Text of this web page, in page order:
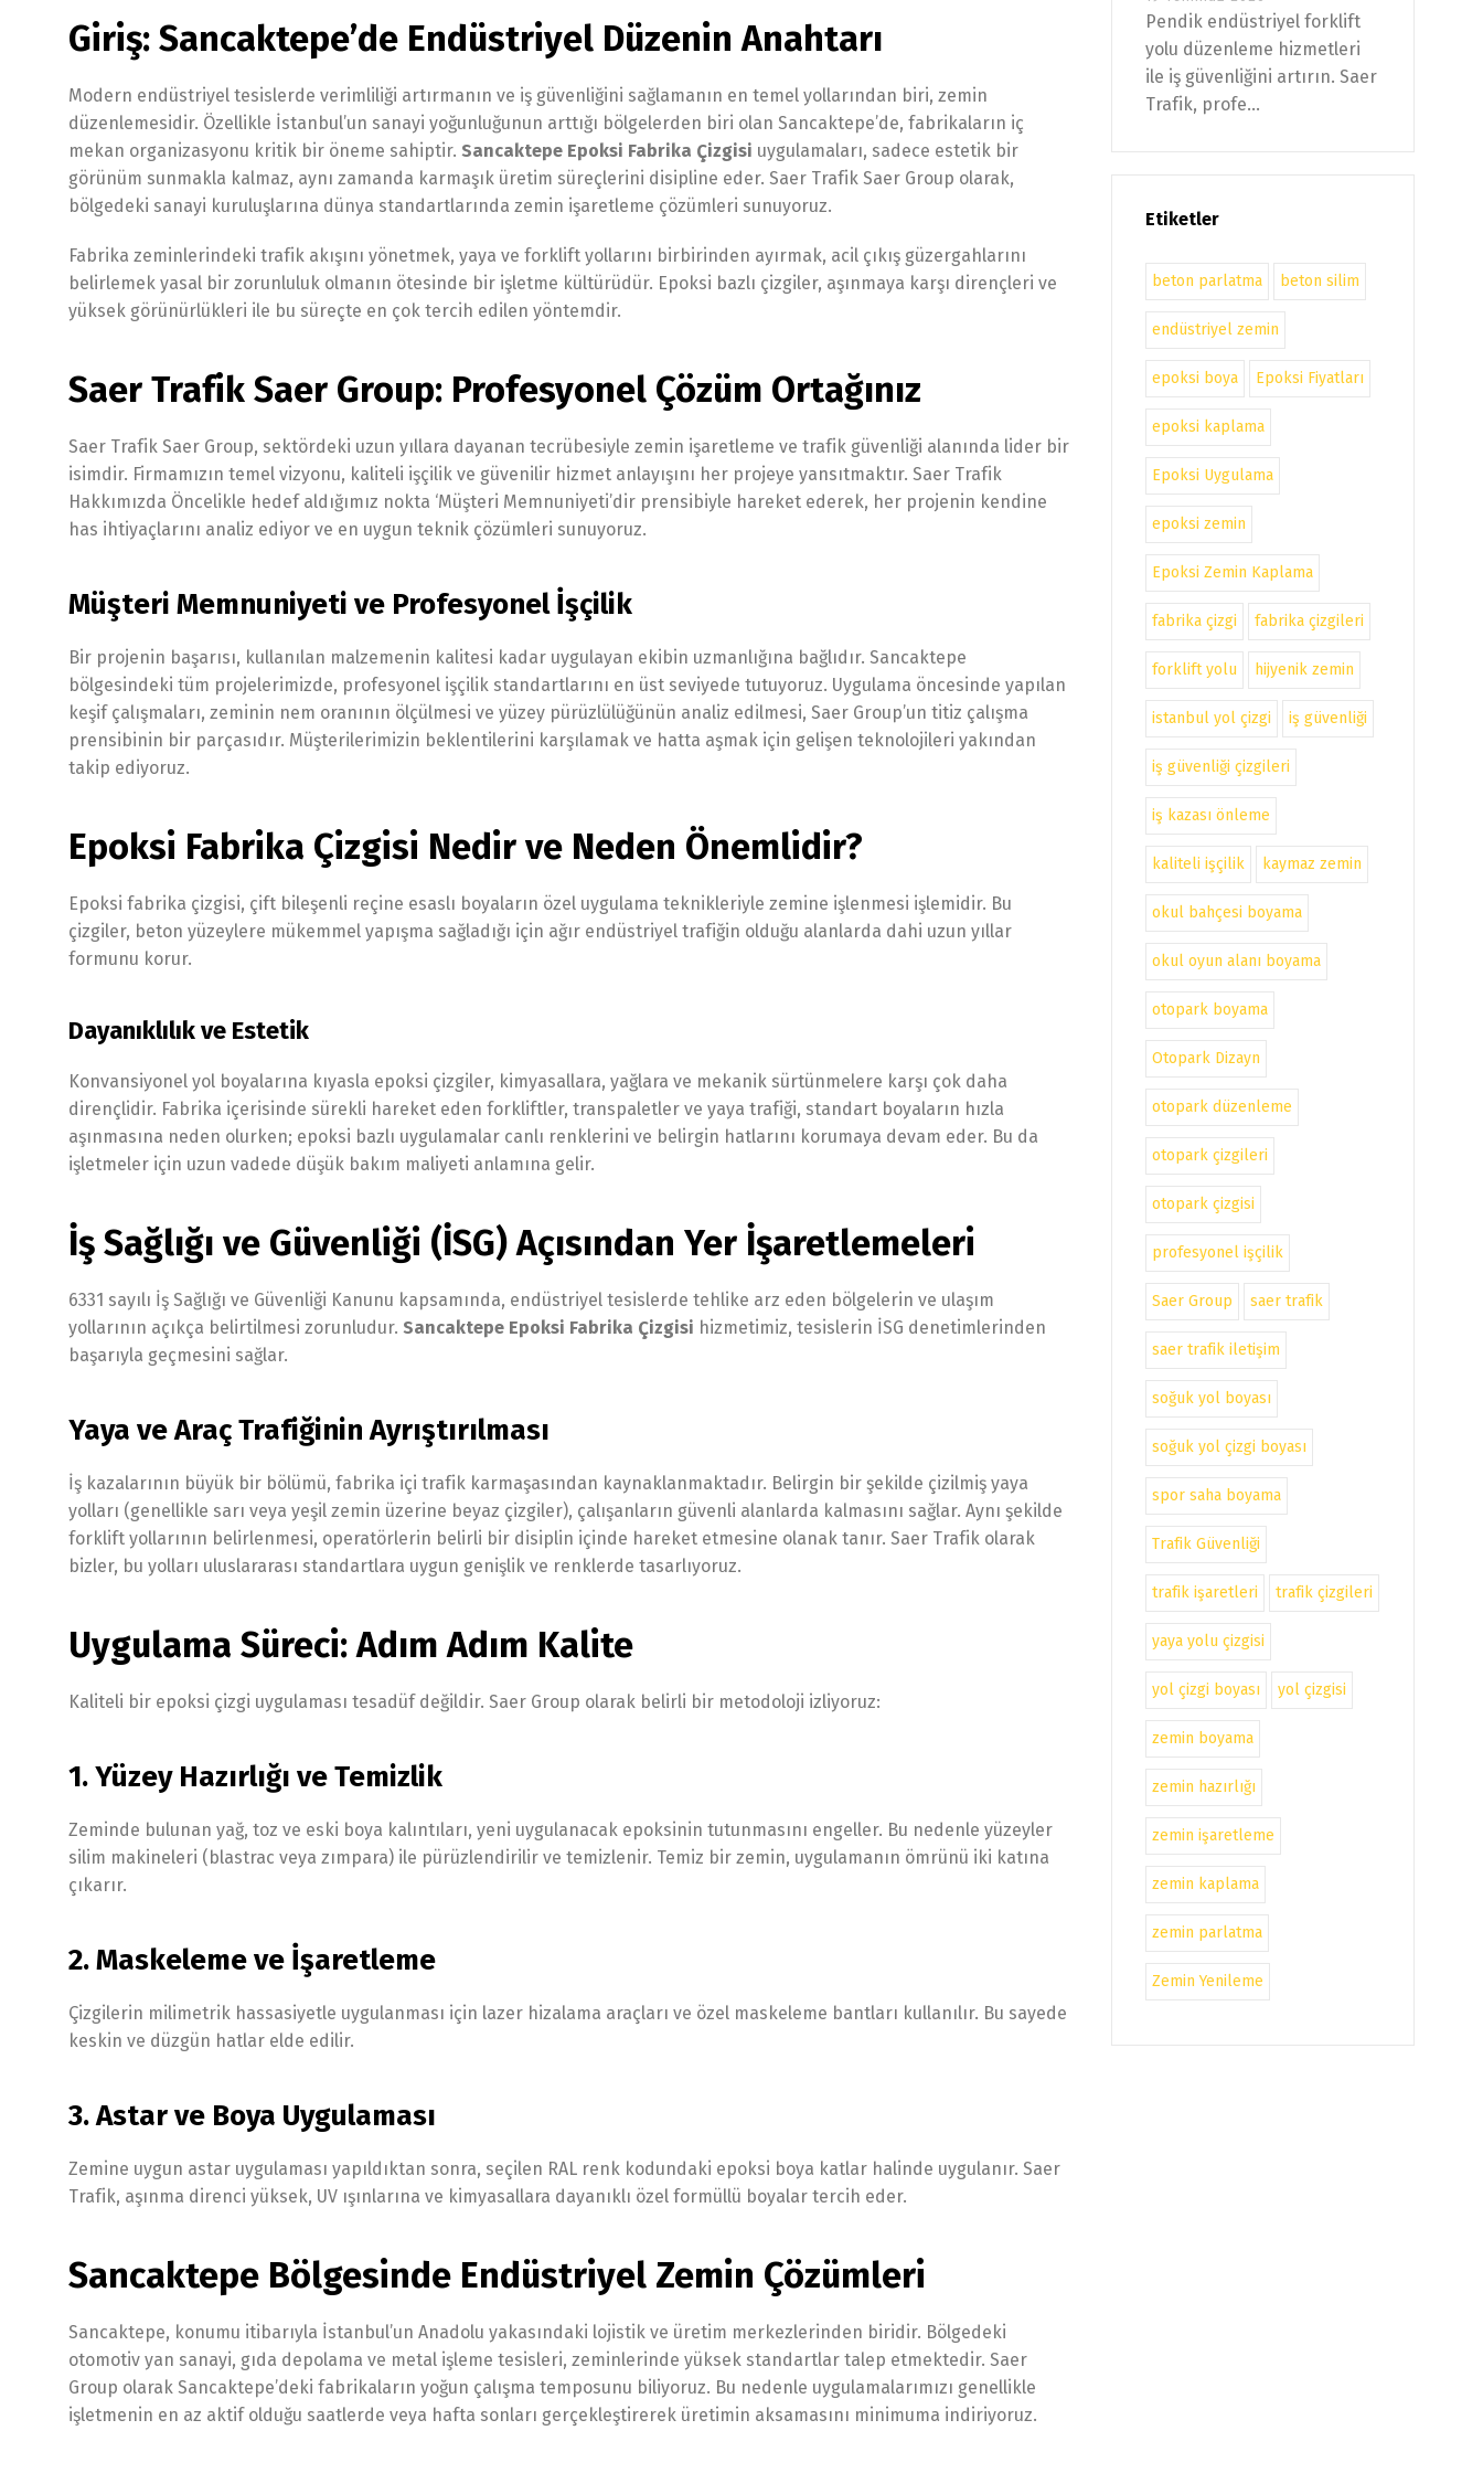
Giriş: Sancaktepe’de Endüstriyel Düzenin Anahtarı
Modern endüstriyel tesislerde verimliliği artırmanın ve iş güvenliğini sağlamanın en temel yollarından biri, zemin
düzenlemesidir. Özellikle İstanbul’un sanayi yoğunluğunun arttığı bölgelerden biri olan Sancaktepe’de, fabrikaların iç
mekan organizasyonu kritik bir öneme sahiptir. Sancaktepe Epoksi Fabrika Çizgisi uygulamaları, sadece estetik bir
görünüm sunmakla kalmaz, aynı zamanda karmaşık üretim süreçlerini disipline eder. Saer Trafik Saer Group olarak,
bölgedeki sanayi kuruluşlarına dünya standartlarında zemin işaretleme çözümleri sunuyoruz.
Fabrika zeminlerindeki trafik akışını yönetmek, yaya ve forklift yollarını birbirinden ayırmak, acil çıkış güzergahlarını
belirlemek yasal bir zorunluluk olmanın ötesinde bir işletme kültürüdür. Epoksi bazlı çizgiler, aşınmaya karşı dirençleri ve
yüksek görünürlükleri ile bu süreçte en çok tercih edilen yöntemdir.
Saer Trafik Saer Group: Profesyonel Çözüm Ortağınız
Saer Trafik Saer Group, sektördeki uzun yıllara dayanan tecrübesiyle zemin işaretleme ve trafik güvenliği alanında lider bir
isimdir. Firmamızın temel vizyonu, kaliteli işçilik ve güvenilir hizmet anlayışını her projeye yansıtmaktır. Saer Trafik
Hakkımızda Öncelikle hedef aldığımız nokta ‘Müşteri Memnuniyeti’dir prensibiyle hareket ederek, her projenin kendine
has ihtiyaçlarını analiz ediyor ve en uygun teknik çözümleri sunuyoruz.
Müşteri Memnuniyeti ve Profesyonel İşçilik
Bir projenin başarısı, kullanılan malzemenin kalitesi kadar uygulayan ekibin uzmanlığına bağlıdır. Sancaktepe
bölgesindeki tüm projelerimizde, profesyonel işçilik standartlarını en üst seviyede tutuyoruz. Uygulama öncesinde yapılan
keşif çalışmaları, zeminin nem oranının ölçülmesi ve yüzey pürüzlülüğünün analiz edilmesi, Saer Group’un titiz çalışma
prensibinin bir parçasıdır. Müşterilerimizin beklentilerini karşılamak ve hatta aşmak için gelişen teknolojileri yakından
takip ediyoruz.
Epoksi Fabrika Çizgisi Nedir ve Neden Önemlidir?
Epoksi fabrika çizgisi, çift bileşenli reçine esaslı boyaların özel uygulama teknikleriyle zemine işlenmesi işlemidir. Bu
çizgiler, beton yüzeylere mükemmel yapışma sağladığı için ağır endüstriyel trafiğin olduğu alanlarda dahi uzun yıllar
formunu korur.
Dayanıklılık ve Estetik
Konvansiyonel yol boyalarına kıyasla epoksi çizgiler, kimyasallara, yağlara ve mekanik sürtünmelere karşı çok daha
dirençlidir. Fabrika içerisinde sürekli hareket eden forkliftler, transpaletler ve yaya trafiği, standart boyaların hızla
aşınmasına neden olurken; epoksi bazlı uygulamalar canlı renklerini ve belirgin hatlarını korumaya devam eder. Bu da
işletmeler için uzun vadede düşük bakım maliyeti anlamına gelir.
İş Sağlığı ve Güvenliği (İSG) Açısından Yer İşaretlemeleri
6331 sayılı İş Sağlığı ve Güvenliği Kanunu kapsamında, endüstriyel tesislerde tehlike arz eden bölgelerin ve ulaşım
yollarının açıkça belirtilmesi zorunludur. Sancaktepe Epoksi Fabrika Çizgisi hizmetimiz, tesislerin İSG denetimlerinden
başarıyla geçmesini sağlar.
Yaya ve Araç Trafiğinin Ayrıştırılması
İş kazalarının büyük bir bölümü, fabrika içi trafik karmaşasından kaynaklanmaktadır. Belirgin bir şekilde çizilmiş yaya
yolları (genellikle sarı veya yeşil zemin üzerine beyaz çizgiler), çalışanların güvenli alanlarda kalmasını sağlar. Aynı şekilde
forklift yollarının belirlenmesi, operatörlerin belirli bir disiplin içinde hareket etmesine olanak tanır. Saer Trafik olarak
bizler, bu yolları uluslararası standartlara uygun genişlik ve renklerde tasarlıyoruz.
Uygulama Süreci: Adım Adım Kalite
Kaliteli bir epoksi çizgi uygulaması tesadüf değildir. Saer Group olarak belirli bir metodoloji izliyoruz:
1. Yüzey Hazırlığı ve Temizlik
Zeminde bulunan yağ, toz ve eski boya kalıntıları, yeni uygulanacak epoksinin tutunmasını engeller. Bu nedenle yüzeyler
silim makineleri (blastrac veya zımpara) ile pürüzlendirilir ve temizlenir. Temiz bir zemin, uygulamanın ömrünü iki katına
çıkarır.
2. Maskeleme ve İşaretleme
Çizgilerin milimetrik hassasiyetle uygulanması için lazer hizalama araçları ve özel maskeleme bantları kullanılır. Bu sayede
keskin ve düzgün hatlar elde edilir.
3. Astar ve Boya Uygulaması
Zemine uygun astar uygulaması yapıldıktan sonra, seçilen RAL renk kodundaki epoksi boya katlar halinde uygulanır. Saer
Trafik, aşınma direnci yüksek, UV ışınlarına ve kimyasallara dayanıklı özel formüllü boyalar tercih eder.
Sancaktepe Bölgesinde Endüstriyel Zemin Çözümleri
Sancaktepe, konumu itibarıyla İstanbul’un Anadolu yakasındaki lojistik ve üretim merkezlerinden biridir. Bölgedeki
otomotiv yan sanayi, gıda depolama ve metal işleme tesisleri, zeminlerinde yüksek standartlar talep etmektedir. Saer
Group olarak Sancaktepe’deki fabrikaların yoğun çalışma temposunu biliyoruz. Bu nedenle uygulamalarımızı genellikle
işletmenin en az aktif olduğu saatlerde veya hafta sonları gerçekleştirerek üretimin aksamasını minimuma indiriyoruz.
Pendik endüstriyel forklift
yolu düzenleme hizmetleri
ile iş güvenliğini artırın. Saer
Trafik, profe...
Etiketler
beton parlatma beton silim
endüstriyel zemin
epoksi boya Epoksi Fiyatları
epoksi kaplama
Epoksi Uygulama
epoksi zemin
Epoksi Zemin Kaplama
fabrika çizgi fabrika çizgileri
forklift yolu hijyenik zemin
istanbul yol çizgi iş güvenliği
iş güvenliği çizgileri
iş kazası önleme
kaliteli işçilik kaymaz zemin
okul bahçesi boyama
okul oyun alanı boyama
otopark boyama
Otopark Dizayn
otopark düzenleme
otopark çizgileri
otopark çizgisi
profesyonel işçilik
Saer Group saer trafik
saer trafik iletişim
soğuk yol boyası
soğuk yol çizgi boyası
spor saha boyama
Trafik Güvenliği
trafik işaretleri trafik çizgileri
yaya yolu çizgisi
yol çizgi boyası yol çizgisi
zemin boyama
zemin hazırlığı
zemin işaretleme
zemin kaplama
zemin parlatma
Zemin Yenileme